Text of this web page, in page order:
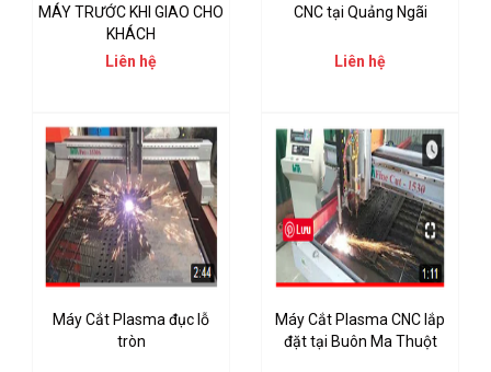
MÁY TRƯỚC KHI GIAO CHO
KHÁCH
Liên hệ
CNC tại Quảng Ngãi
Liên hệ
Máy Cắt Plasma đục lỗ
tròn
Máy Cắt Plasma CNC lắp
đặt tại Buôn Ma Thuột